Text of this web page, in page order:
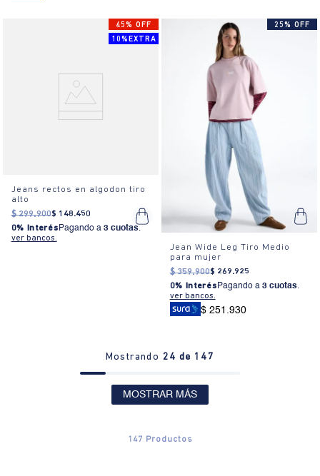
45% OFF
10%EXTRA
Jeans rectos en algodon tiro
alto
$ 299.900$ 148.450
0% Interés Pagando a 3 cuotas.
ver bancos.
25% OFF
Jean Wide Leg Tiro Medio
para mujer
$ 359.900$ 269.925
0% Interés Pagando a 3 cuotas.
ver bancos.
$ 251.930
Mostrando 24 de 147
MOSTRAR MÁS
147 Productos